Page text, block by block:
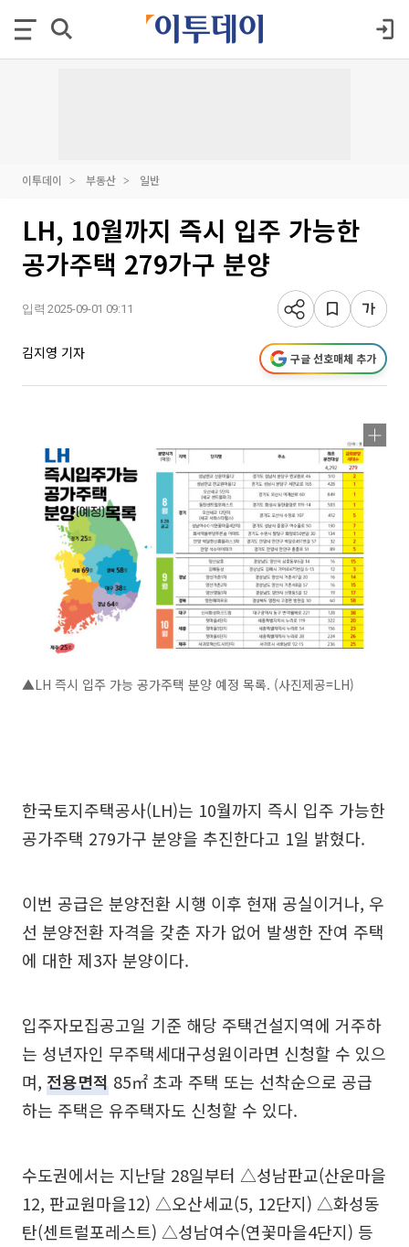
이투데이 부동산 일반
LH, 10월까지 즉시 입주 가능한
공가주택 279가구 분양
입력 2025-09-01 09:11
김지영 기자 구글 선호매체 추가
▲LH 즉시 입주 가능 공가주택 분양 예정 목록. (사진제공=LH)
한국토지주택공사(LH)는 10월까지 즉시 입주 가능한
공가주택 279가구 분양을 추진한다고 1일 밝혔다.
이번 공급은 분양전환 시행 이후 현재 공실이거나, 우
선 분양전환 자격을 갖춘 자가 없어 발생한 잔여 주택
에 대한 제3자 분양이다.
입주자모집공고일 기준 해당 주택건설지역에 거주하
는 성년자인 무주택세대구성원이라면 신청할 수 있으
며, 전용면적 85㎡ 초과 주택 또는 선착순으로 공급
하는 주택은 유주택자도 신청할 수 있다.
수도권에서는 지난달 28일부터 △성남판교(산운마을
12, 판교원마을12) △오산세교(5, 12단지) △화성동
탄(센트럴포레스트) △성남여수(연꽃마을4단지) 등